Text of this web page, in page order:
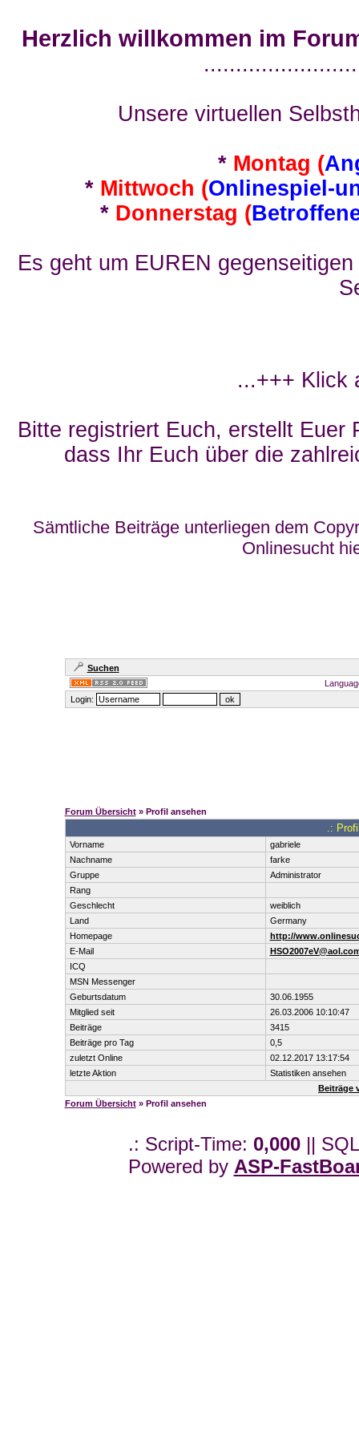
Herzlich willkommen im
Unsere virtuellen
* Montag (
* Mittwoch (Onlinespiel-
* Donnerstag (
Es geht um EUREN
...+++ Klick
Bitte registriert Euch, erstellt Euer
dass Ihr Euch über die
Sämtliche Beiträge unterliegen dem
Onlinesucht
Suchen
Login:
Forum Übersicht» Profil ansehen
.:
Vorname
gabriele
Nachname
farke
Gruppe
Administrator
Rang
Geschlecht
weiblich
Land
Germany
Homepage
http://
E-Mail
ICQ
MSN Messenger
Geburtsdatum
30.06.1955
Mitglied seit
26.03.2006 10:10:47
Beiträge
3415
Beiträge pro Tag
0,5
zuletzt Online
02.12.2017 13:17:54
letzte Aktion
Statistiken ansehen
Beiträge
Forum Übersicht» Profil ansehen
.: Script-Time: 0,000||
Powered by ASP-